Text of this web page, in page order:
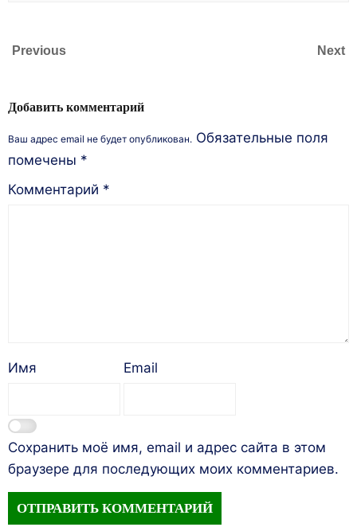
Previous Next
Добавить комментарий
Ваш адрес email не будет опубликован. Обязательные поля
помечены *
Комментарий *
Имя Email
Сохранить моё имя, email и адрес сайта в этом
браузере для последующих моих комментариев.